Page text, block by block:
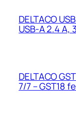
DELTACO
USB-A 2.4 A,
DELTACO
7/7 – GST18